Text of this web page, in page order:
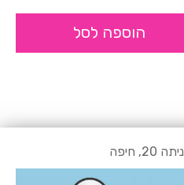
הוספה לסל
20, חיפה